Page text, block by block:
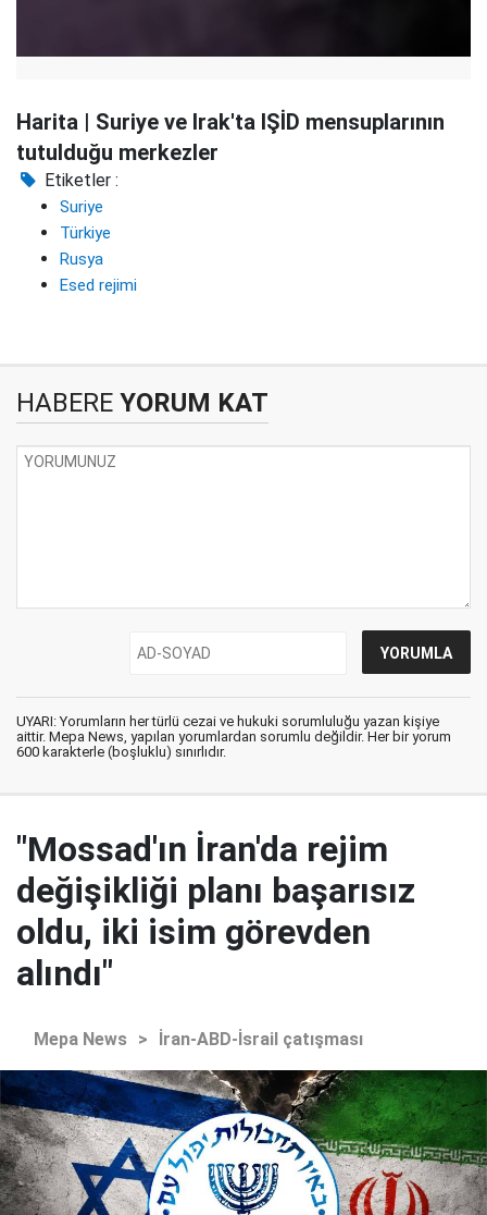
Harita | Suriye ve Irak'ta IŞİD mensuplarının
tutulduğu merkezler
Etiketler :
Suriye
Türkiye
Rusya
Esed rejimi
HABERE YORUM KAT
UYARI: Yorumların her türlü cezai ve hukuki sorumluluğu yazan kişiye
aittir. Mepa News, yapılan yorumlardan sorumlu değildir. Her bir yorum
600 karakterle (boşluklu) sınırlıdır.
"Mossad'ın İran'da rejim
değişikliği planı başarısız
oldu, iki isim görevden
alındı"
Mepa News > İran-ABD-İsrail çatışması